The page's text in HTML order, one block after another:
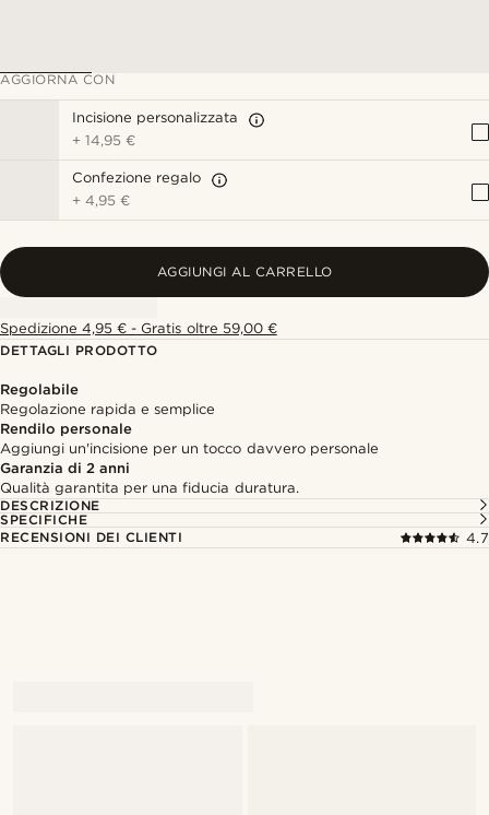
AGGIORNA CON
Incisione personalizzata
+14,95 €
Confezione regalo
+4,95 €
AGGIUNGI AL CARRELLO
Spedizione 4,95 € - Gratis oltre 59,00 €
DETTAGLI PRODOTTO
Regolabile
Regolazione rapida e semplice
Rendilo personale
Aggiungi un'incisione per un tocco davvero personale
Garanzia di 2 anni
Qualità garantita per una fiducia duratura.
DESCRIZIONE
SPECIFICHE
RECENSIONI DEI CLIENTI
4.7